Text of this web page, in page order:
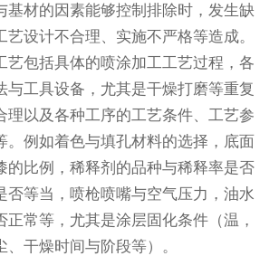
材的因素能够控制排除时，发生缺
艺设计不合理、实施不严格等造成。
艺包括具体的喷涂加工工艺过程，各
与工具设备，尤其是干燥打磨等重复
理以及各种工序的工艺条件、工艺参
。例如着色与填孔材料的选择，底面
的比例，稀释剂的品种与稀释率是否
否等当，喷枪喷嘴与空气压力，油水
正常等，尤其是涂层固化条件（温，
、干燥时间与阶段等）。